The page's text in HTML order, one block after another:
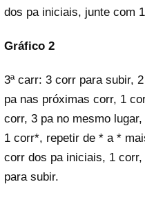
dos pa iniciais, junte com
Gráfico 2
3ª carr: 3 corr para subir,
pa nas próximas corr, 1
corr, 3 pa no mesmo
1 corr*, repetir de * a *
corr dos pa iniciais, 1
para subir.